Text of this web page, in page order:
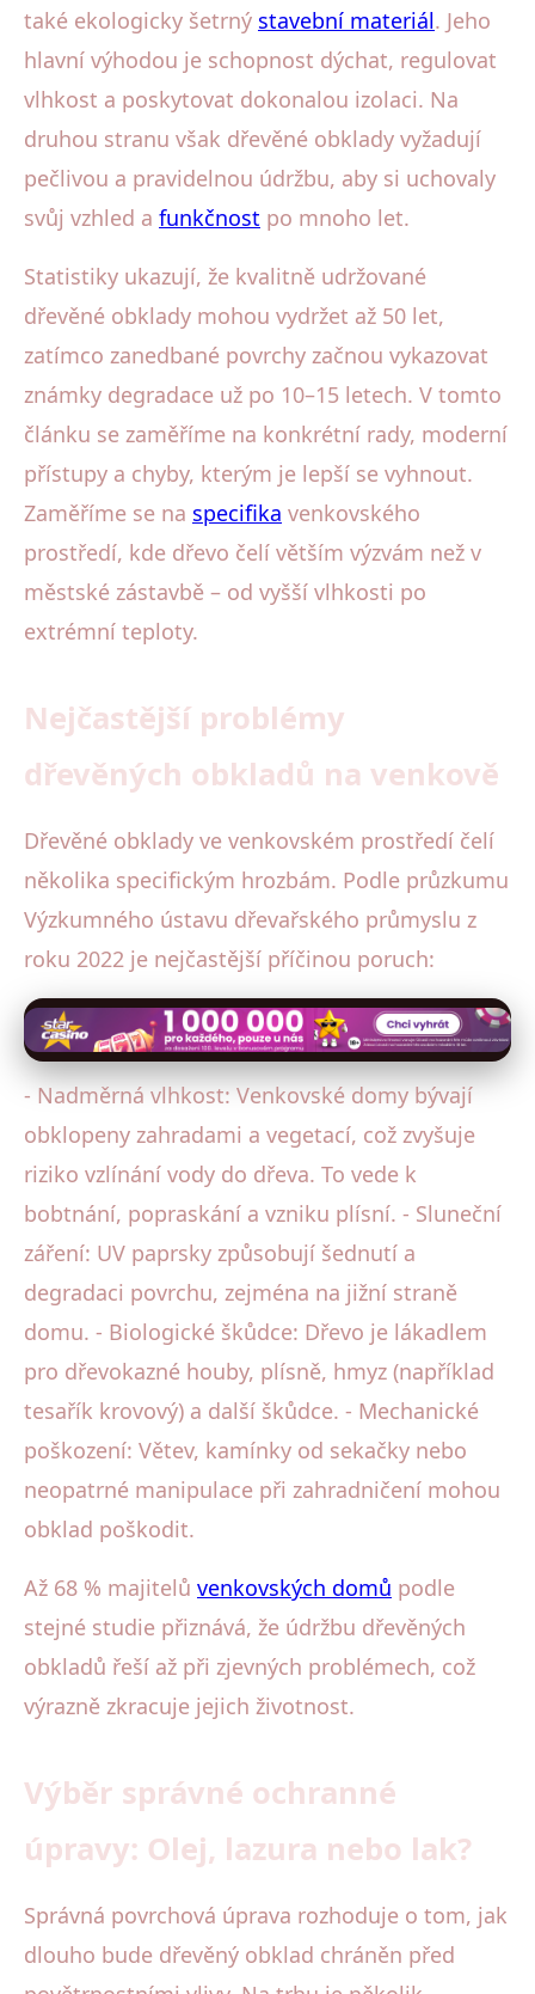
také ekologicky šetrný stavební materiál. Jeho
hlavní výhodou je schopnost dýchat, regulovat
vlhkost a poskytovat dokonalou izolaci. Na
druhou stranu však dřevěné obklady vyžadují
pečlivou a pravidelnou údržbu, aby si uchovaly
svůj vzhled a funkčnost po mnoho let.
Statistiky ukazují, že kvalitně udržované
dřevěné obklady mohou vydržet až 50 let,
zatímco zanedbané povrchy začnou vykazovat
známky degradace už po 10–15 letech. V tomto
článku se zaměříme na konkrétní rady, moderní
přístupy a chyby, kterým je lepší se vyhnout.
Zaměříme se na specifika venkovského
prostředí, kde dřevo čelí větším výzvám než v
městské zástavbě – od vyšší vlhkosti po
extrémní teploty.
Nejčastější problémy
dřevěných obkladů na venkově
Dřevěné obklady ve venkovském prostředí čelí
několika specifickým hrozbám. Podle průzkumu
Výzkumného ústavu dřevařského průmyslu z
roku 2022 je nejčastější příčinou poruch:
- Nadměrná vlhkost: Venkovské domy bývají
obklopeny zahradami a vegetací, což zvyšuje
riziko vzlínání vody do dřeva. To vede k
bobtnání, popraskání a vzniku plísní. - Sluneční
záření: UV paprsky způsobují šednutí a
degradaci povrchu, zejména na jižní straně
domu. - Biologické škůdce: Dřevo je lákadlem
pro dřevokazné houby, plísně, hmyz (například
tesařík krovový) a další škůdce. - Mechanické
poškození: Větev, kamínky od sekačky nebo
neopatrné manipulace při zahradničení mohou
obklad poškodit.
Až 68 % majitelů venkovských domů podle
stejné studie přiznává, že údržbu dřevěných
obkladů řeší až při zjevných problémech, což
výrazně zkracuje jejich životnost.
Výběr správné ochranné
úpravy: Olej, lazura nebo lak?
Správná povrchová úprava rozhoduje o tom, jak
dlouho bude dřevěný obklad chráněn před